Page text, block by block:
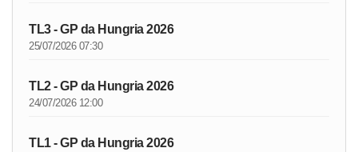
TL3 - GP da Hungria 2026
25/07/2026 07:30
TL2 - GP da Hungria 2026
24/07/2026 12:00
TL1 - GP da Hungria 2026